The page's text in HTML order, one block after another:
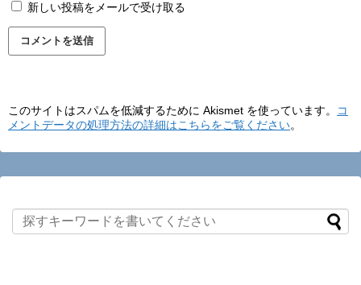
新しい投稿をメールで受け取る
このサイトはスパムを低減するために Akismet を使っています。
コ
メントデータの処理方法の詳細はこちらをご覧ください。